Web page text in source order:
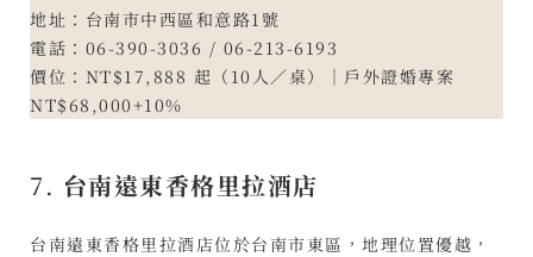
地址：台南市中西區和意路1號
電話：06-390-3036 / 06-213-6193
價位：NT$17,888 起（10人／桌）｜戶外證婚專案
NT$68,000+10%
7. 台南遠東香格里拉酒店
台南遠東香格里拉酒店位於台南市東區，地理位置優越，